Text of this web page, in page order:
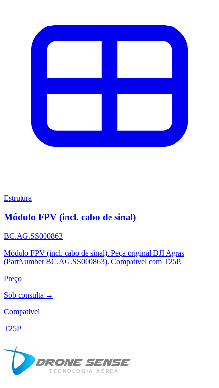
Estrutura
Módulo FPV (incl. cabo de sinal)
BC.AG.SS000863
Módulo FPV (incl. cabo de sinal). Peça original DJI Agras
(PartNumber BC.AG.SS000863). Compatível com T25P.
Preço
Sob consulta →
Compatível
T25P